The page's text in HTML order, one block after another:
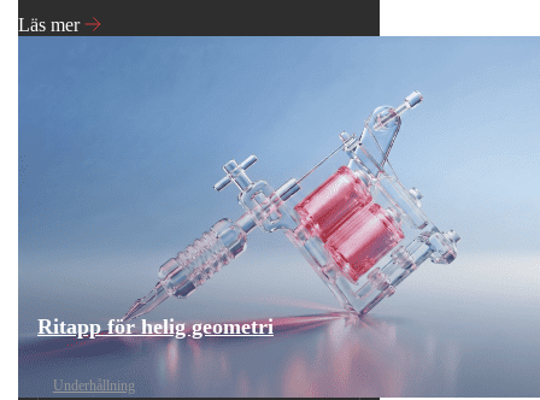
Läs mer
Ritapp för helig geometri
Underhållning